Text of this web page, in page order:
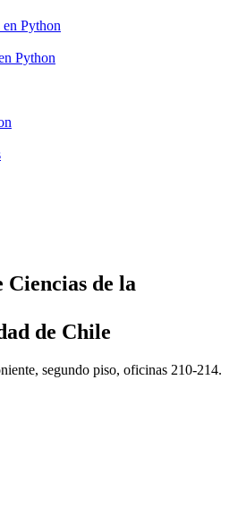
Python
Python
Ciencias de la
de Chile
segundo piso, oficinas 210-214.